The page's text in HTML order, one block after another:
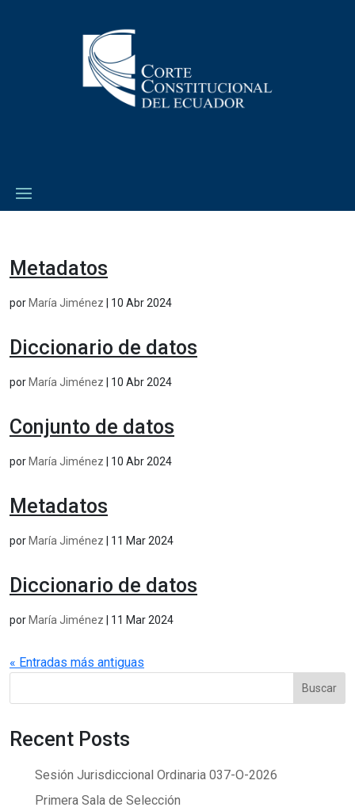
Metadatos
por María Jiménez 10 Abr 2024
Diccionario de datos
por María Jiménez 10 Abr 2024
Conjunto de datos
por María Jiménez 10 Abr 2024
Metadatos
por María Jiménez 11 Mar 2024
Diccionario de datos
por María Jiménez 11 Mar 2024
« Entradas más antiguas
Buscar
Recent Posts
Sesión Jurisdiccional Ordinaria 037-O-2026
Primera Sala de Selección